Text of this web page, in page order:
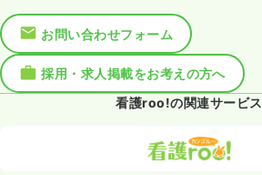
お問い合わせフォーム
採用・求人掲載をお考えの方へ
看護roo!の関連サービス